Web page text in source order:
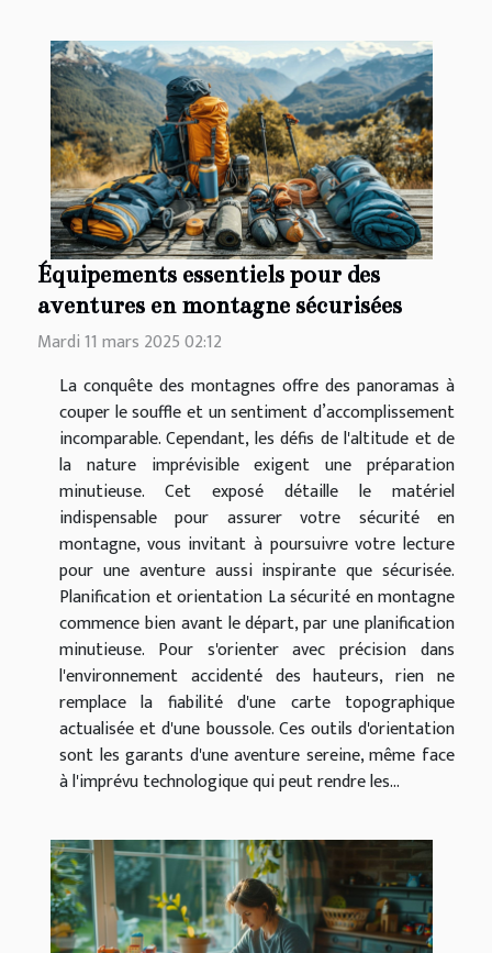
Équipements essentiels pour des
aventures en montagne sécurisées
Mardi 11 mars 2025 02:12
La conquête des montagnes offre des panoramas à
couper le souffle et un sentiment d’accomplissement
incomparable. Cependant, les défis de l'altitude et de
la nature imprévisible exigent une préparation
minutieuse. Cet exposé détaille le matériel
indispensable pour assurer votre sécurité en
montagne, vous invitant à poursuivre votre lecture
pour une aventure aussi inspirante que sécurisée.
Planification et orientation La sécurité en montagne
commence bien avant le départ, par une planification
minutieuse. Pour s'orienter avec précision dans
l'environnement accidenté des hauteurs, rien ne
remplace la fiabilité d'une carte topographique
actualisée et d'une boussole. Ces outils d'orientation
sont les garants d'une aventure sereine, même face
à l'imprévu technologique qui peut rendre les...